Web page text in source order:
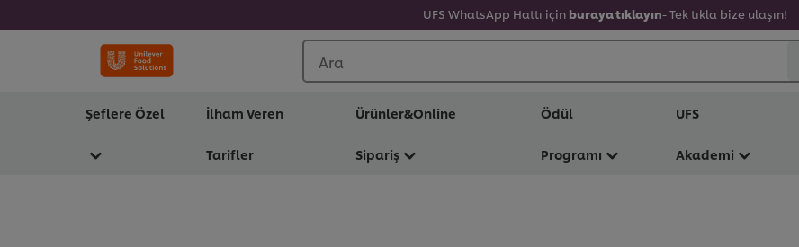
UFS WhatsApp Hattı için buraya tıklayın- Tek tıkla bize ulaşın!
Ara
Şeflere Özel İlham Veren
Tarifler
Ürünler&Online
Sipariş
Ödül
Programı
UFS
Akademi